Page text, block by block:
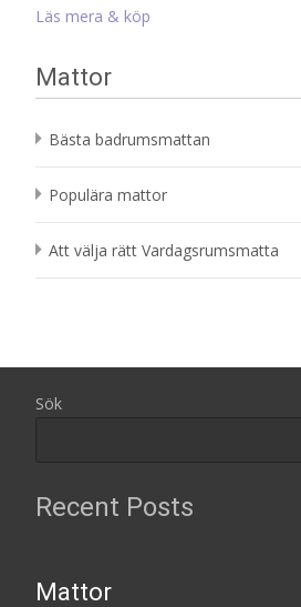
Läs mera & köp
Mattor
Bästa badrumsmattan
Populära mattor
Att välja rätt Vardagsrumsmatta
Sök
Recent Posts
Mattor